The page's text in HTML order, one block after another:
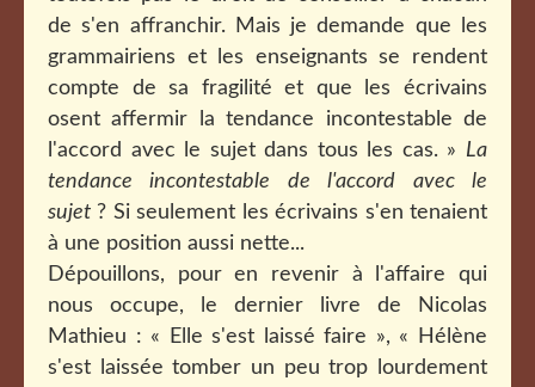
de s'en affranchir. Mais je demande que les
grammairiens et les enseignants se rendent
compte de sa fragilité et que les écrivains
osent affermir la tendance incontestable de
l'accord avec le sujet dans tous les cas. » La
tendance incontestable de l'accord avec le
sujet ? Si seulement les écrivains s'en tenaient
à une position aussi nette...
Dépouillons, pour en revenir à l'affaire qui
nous occupe, le dernier livre de Nicolas
Mathieu : « Elle s'est laissé faire », « Hélène
s'est laissée tomber un peu trop lourdement